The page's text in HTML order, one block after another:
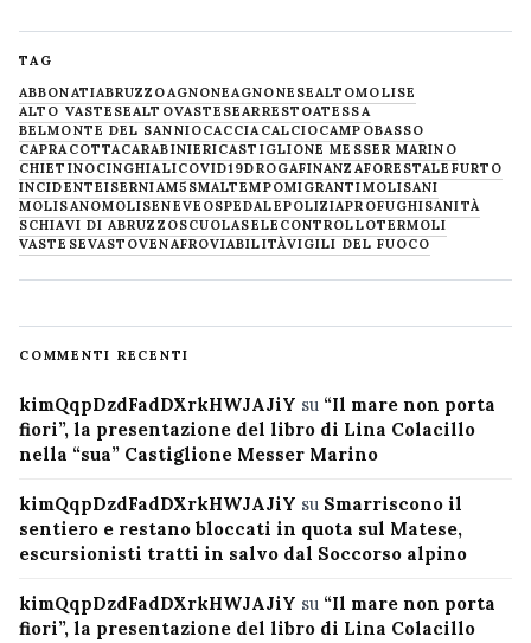
TAG
ABBONATIABRUZZOAGNONEAGNONESEALTOMOLISE
ALTO VASTESEALTOVASTESEARRESTOATESSA
BELMONTE DEL SANNIOCACCIACALCIOCAMPOBASSO
CAPRACOTTACARABINIERICASTIGLIONE MESSER MARINO
CHIETINOCINGHIALICOVID19DROGAFINANZAFORESTALE FURTO
INCIDENTEISERNIAM5SMALTEMPOMIGRANTIMOLISANI
MOLISANOMOLISENEVE OSPEDALEPOLIZIAPROFUGHISANITÀ
SCHIAVI DI ABRUZZOSCUOLASELECONTROLLOTERMOLI
VASTESEVASTOVENAFROVIABILITÀVIGILI DEL FUOCO
COMMENTI RECENTI
kimQqpDzdFadDXrkHWJAJiY su “Il mare non porta
fiori”, la presentazione del libro di Lina Colacillo
nella “sua” Castiglione Messer Marino
kimQqpDzdFadDXrkHWJAJiY su Smarriscono il
sentiero e restano bloccati in quota sul Matese,
escursionisti tratti in salvo dal Soccorso alpino
kimQqpDzdFadDXrkHWJAJiY su “Il mare non porta
fiori”, la presentazione del libro di Lina Colacillo